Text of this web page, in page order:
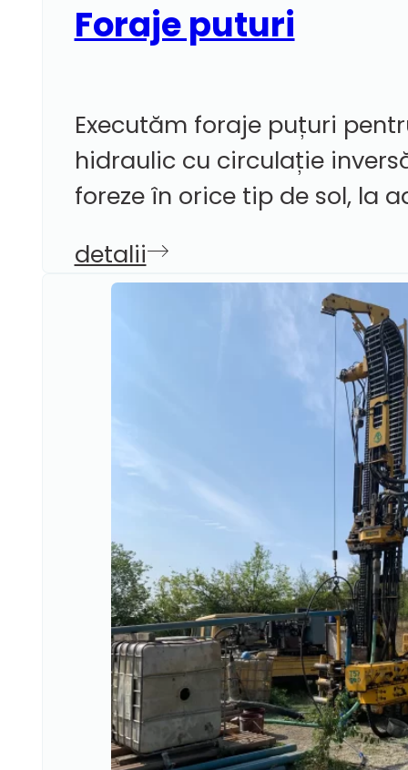
Foraje puturi
Executăm foraje puțuri
hidraulic cu circulație
foreze în orice tip de sol, la
detalii